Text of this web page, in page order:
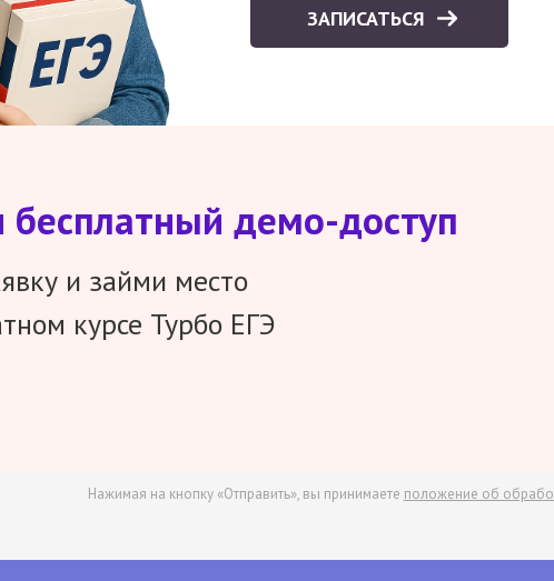
ЗАПИСАТЬСЯ
бесплатный демо-доступ
и займи место
курсе Турбо ЕГЭ
Нажимая на кнопку «Отправить», вы принимаете положение об